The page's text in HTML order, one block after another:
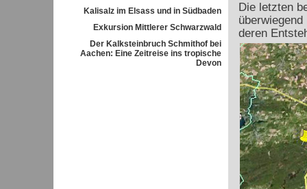
Kalisalz im Elsass und in Südbaden
Exkursion Mittlerer Schwarzwald
Der Kalksteinbruch Schmithof bei
Aachen: Eine Zeitreise ins tropische
Devon
Die letzten
deren